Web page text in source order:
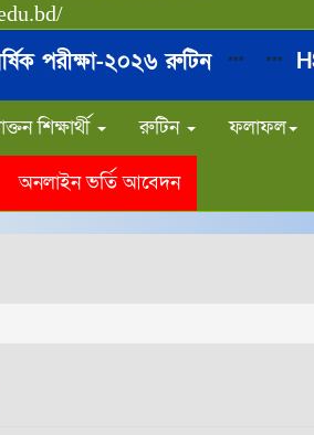
পরীক্ষা-২০২৬ রুটিন****** HSC
শিক্ষার্থী রুটিন ফলাফল
অনলাইন ভর্তি আবেদন